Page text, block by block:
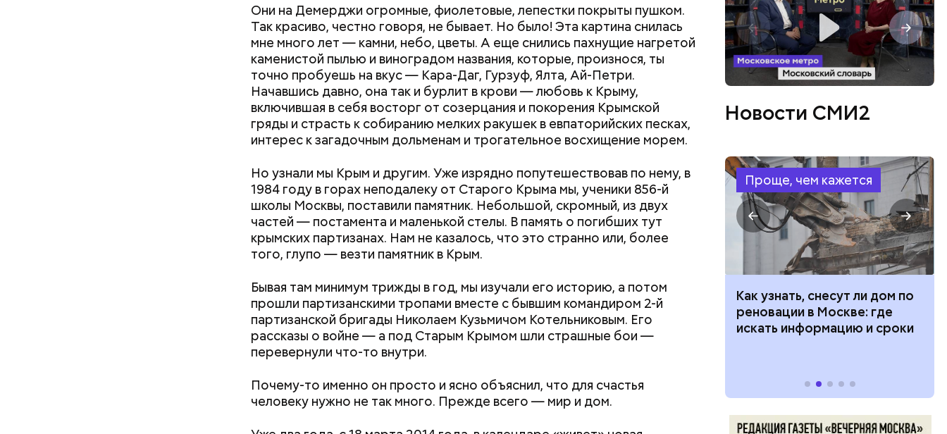
Они на Демерджи огромные, фиолетовые, лепестки покрыты пушком.
Так красиво, честно говоря, не бывает. Но было! Эта картина снилась
мне много лет — камни, небо, цветы. А еще снились пахнущие нагретой
каменистой пылью и виноградом названия, которые, произнося, ты
точно пробуешь на вкус — Кара-Даг, Гурзуф, Ялта, Ай-Петри.
Начавшись давно, она так и бурлит в крови — любовь к Крыму,
включившая в себя восторг от созерцания и покорения Крымской
гряды и страсть к собиранию мелких ракушек в евпаторийских песках,
интерес к загадочным дольменам и трогательное восхищение морем.
Но узнали мы Крым и другим. Уже изрядно попутешествовав по нему, в
1984 году в горах неподалеку от Старого Крыма мы, ученики 856-й
школы Москвы, поставили памятник. Небольшой, скромный, из двух
частей — постамента и маленькой стелы. В память о погибших тут
крымских партизанах. Нам не казалось, что это странно или, более
того, глупо — везти памятник в Крым.
Бывая там минимум трижды в год, мы изучали его историю, а потом
прошли партизанскими тропами вместе с бывшим командиром 2-й
партизанской бригады Николаем Кузьмичом Котельниковым. Его
рассказы о войне — а под Старым Крымом шли страшные бои —
перевернули что-то внутри.
Почему-то именно он просто и ясно объяснил, что для счастья
человеку нужно не так много. Прежде всего — мир и дом.
Как гласит предание, совершая паломничество в Иерусалим, Николай
Чудотворец по просьбе отчаявшихся путников молитвой успокоил
Понадобятся:
Новости СМИ2
Проще, чем кажется
Как поменять батареи дома и
не получить штраф
Как получить до 100 тысяч
рублей от государства при
трудной ситуации: кто может
претендовать и какие нужны
Как узнать, снесут ли дом по
реновации в Москве: где
искать информацию и сроки